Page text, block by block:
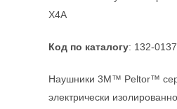
X4A
Код по каталогу: 132-
Наушники 3M™ Peltor™
электрически